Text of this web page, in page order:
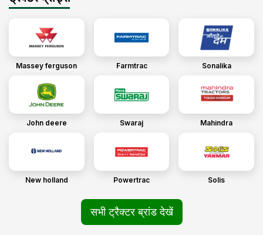
Massey ferguson Farmtrac Sonalika
John deere Swaraj Mahindra
New holland Powertrac Solis
सभी ट्रैक्टर ब्रांड देखें